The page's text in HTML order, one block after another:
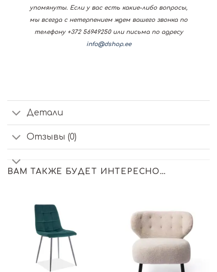
упомянуты. Если у вас есть какие-либо вопросы,
мы всегда с нетерпением ждем вашего звонка по
телефону +372 56949250 или письма по адресу
info@dshop.ee
Детали
Отзывы (0)
ВАМ ТАКЖЕ БУДЕТ ИНТЕРЕСНО…